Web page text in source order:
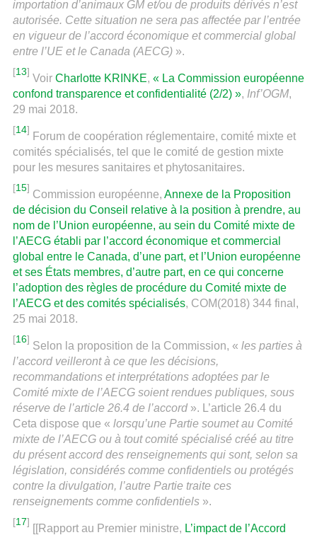
importation d’animaux GM et/ou de produits dérivés n’est
autorisée. Cette situation ne sera pas affectée par l’entrée
en vigueur de l’accord économique et commercial global
entre l’UE et le Canada (AECG)».
[13]
Voir Charlotte KRINKE, « La Commission européenne
confond transparence et confidentialité (2/2) », Inf’OGM,
29 mai 2018.
[14]
Forum de coopération réglementaire, comité mixte et
comités spécialisés, tel que le comité de gestion mixte
pour les mesures sanitaires et phytosanitaires.
[15]
Commission européenne, Annexe de la Proposition
de décision du Conseil relative à la position à prendre, au
nom de l’Union européenne, au sein du Comité mixte de
l’AECG établi par l’accord économique et commercial
global entre le Canada, d’une part, et l’Union européenne
et ses États membres, d’autre part, en ce qui concerne
l’adoption des règles de procédure du Comité mixte de
l’AECG et des comités spécialisés, COM(2018) 344 final,
25 mai 2018.
[16]
Selon la proposition de la Commission, « les parties à
l’accord veilleront à ce que les décisions,
recommandations et interprétations adoptées par le
Comité mixte de l’AECG soient rendues publiques, sous
réserve de l’article 26.4 de l’accord». L’article 26.4 du
Ceta dispose que « lorsqu’une Partie soumet au Comité
mixte de l’AECG ou à tout comité spécialisé créé au titre
du présent accord des renseignements qui sont, selon sa
législation, considérés comme confidentiels ou protégés
contre la divulgation, l’autre Partie traite ces
renseignements comme confidentiels».
[17]
[[Rapport au Premier ministre, L’impact de l’Accord